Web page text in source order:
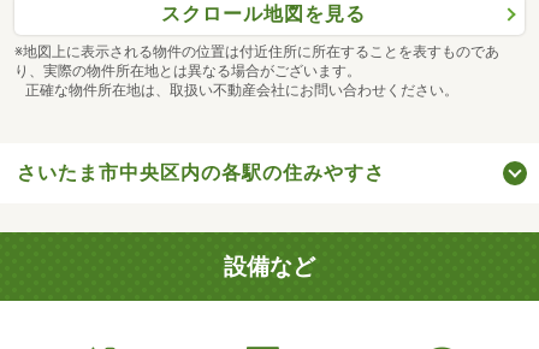
スクロール地図を見る
※地図上に表示される物件の位置は付近住所に所在することを表すものであ
り、実際の物件所在地とは異なる場合がございます。
正確な物件所在地は、取扱い不動産会社にお問い合わせください。
さいたま市中央区内の各駅の住みやすさ
設備など